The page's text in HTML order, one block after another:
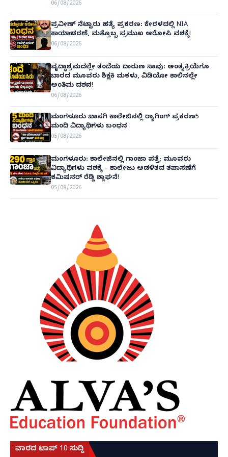
06/08/2026
ಪ್ರವೀಣ್ ನೆಟ್ಟಾರು ಹತ್ಯೆ ಪ್ರಕರಣ: ಕೇರಳದಲ್ಲಿ NIA
ಕಾರ್ಯಾಚರಣೆ, ಮತ್ತೊಬ್ಬ ಪ್ರಮುಖ ಆರೋಪಿ ವಶಕ್ಕೆ!
06/08/2026
ವೃದ್ಧಾಶ್ರಮದಲ್ಲೇ ತಂದೆಯ ದಾರುಣ ಸಾವು: ಅಂತ್ಯಕ್ರಿಯೆಗೂ
ಬಾರದ ಮೂವರು ಶಿಕ್ಷಕಿ ಮಕಳು, ವಿಡಿಯೋ ಕಾಲಿನಲ್ಲೇ
ಅಂತಿಮ ದರ್ಶನ!
06/08/2026
ಮಂಗಳೂರು ಖಾಸಗಿ ಕಾಲೇಜಿನಲ್ಲಿ ರ‌್ಯಾಗಿಂಗ್ ಪ್ರಕರಣ5
ಮಂದಿ ವಿದ್ಯಾರ್ಥಿಗಳು ಬಂಧನ
05/08/2026
ಮಂಗಳೂರು: ಕಾಲೇಜಿನಲ್ಲಿ ಗಾಂಜಾ ಪತ್ತೆ; ಮೂವರು
ವಿದ್ಯಾರ್ಥಿಗಳು ವಶಕ್ಕೆ – ಕಾಲೇಜು ಆಡಳಿತದ ತಪಾಸಣೆಗೆ
ಕಮಿಷನರ್ ರೆಡ್ಡಿ ಶ್ಲಾಘನೆ!
05/08/2026
ವಾರದ ಟಾಪ್ 10 ಸುದ್ದಿ